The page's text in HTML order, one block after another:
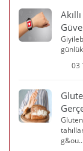
günlük
03